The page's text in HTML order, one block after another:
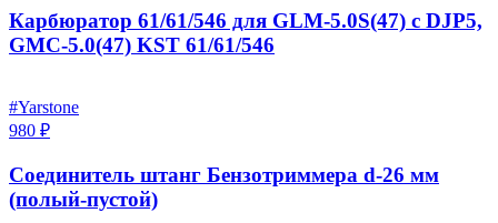
Карбюратор 61/61/546 для GLM-5.0S(47) с DJP5,
GMC-5.0(47) KST 61/61/546
#Yarstone
980 ₽
Соединитель штанг Бензотриммера d-26 мм
(полый-пустой)